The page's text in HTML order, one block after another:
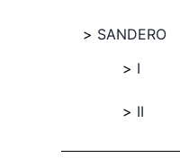
SANDERO
I
II